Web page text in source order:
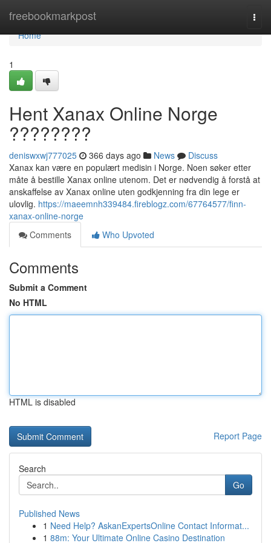
freebookmarkpost
Home
Home
1
Hent Xanax Online Norge
????????
deniswxwj777025 366 days ago News
Discuss
Xanax kan være en populært medisin i Norge. Noen søker etter
måte å bestille Xanax online utenom. Det er nødvendig å forstå at
anskaffelse av Xanax online uten godkjenning fra din lege er
ulovlig. https://maeemnh339484.fireblogz.com/67764577/finn-
xanax-online-norge
Comments
Who Upvoted
Comments
Submit a Comment
No HTML
HTML is disabled
Report Page
Search
Go
Published News
1 Need Help? AskanExpertsOnline Contact Informat...
1 88m: Your Ultimate Online Casino Destination